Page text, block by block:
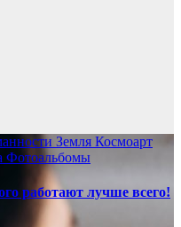
Земля Космоарт
Фотоальбомы
работают лучше всего!